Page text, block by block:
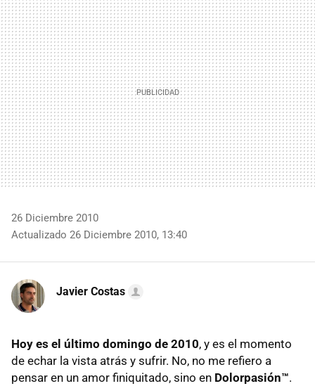
MAIL
26 Diciembre 2010
Actualizado 26 Diciembre 2010, 13:40
Javier Costas
Hoy es el último domingo de 2010, y es el momento
de echar la vista atrás y sufrir. No, no me refiero a
pensar en un amor finiquitado, sino en Dolorpasión™.